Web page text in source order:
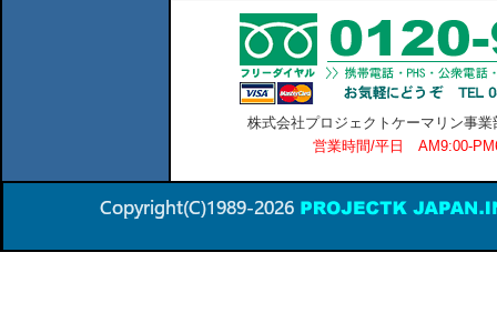
株式会社プロジェクトケーマリン事
営業時間/平日 AM9:00-